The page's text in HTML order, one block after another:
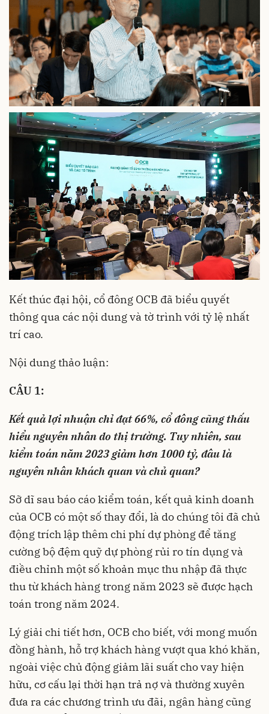
Kết thúc đại hội, cổ đông OCB đã biểu quyết
thông qua các nội dung và tờ trình với tỷ lệ nhất
trí cao.
Nội dung thảo luận:
CÂU 1:
Kết quả lợi nhuận chỉ đạt 66%, cổ đông cũng thấu
hiểu nguyên nhân do thị trường. Tuy nhiên, sau
kiểm toán năm 2023 giảm hơn 1000 tỷ, đâu là
nguyên nhân khách quan và chủ quan?
Sỡ dĩ sau báo cáo kiểm toán, kết quả kinh doanh
của OCB có một số thay đổi, là do chúng tôi đã chủ
động trích lập thêm chi phí dự phòng để tăng
cường bộ đệm quỹ dự phòng rủi ro tín dụng và
điều chỉnh một số khoản mục thu nhập đã thực
thu từ khách hàng trong năm 2023 sẽ được hạch
toán trong năm 2024.
Lý giải chi tiết hơn, OCB cho biết, với mong muốn
đồng hành, hỗ trợ khách hàng vượt qua khó khăn,
ngoài việc chủ động giảm lãi suất cho vay hiện
hữu, cơ cấu lại thời hạn trả nợ và thường xuyên
đưa ra các chương trình ưu đãi, ngân hàng cũng